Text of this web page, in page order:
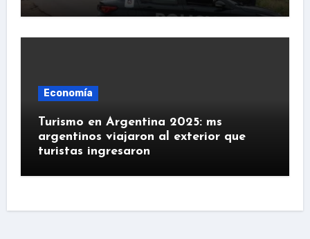
Economía
Turismo en Argentina 2025: ms
argentinos viajaron al exterior que
turistas ingresaron